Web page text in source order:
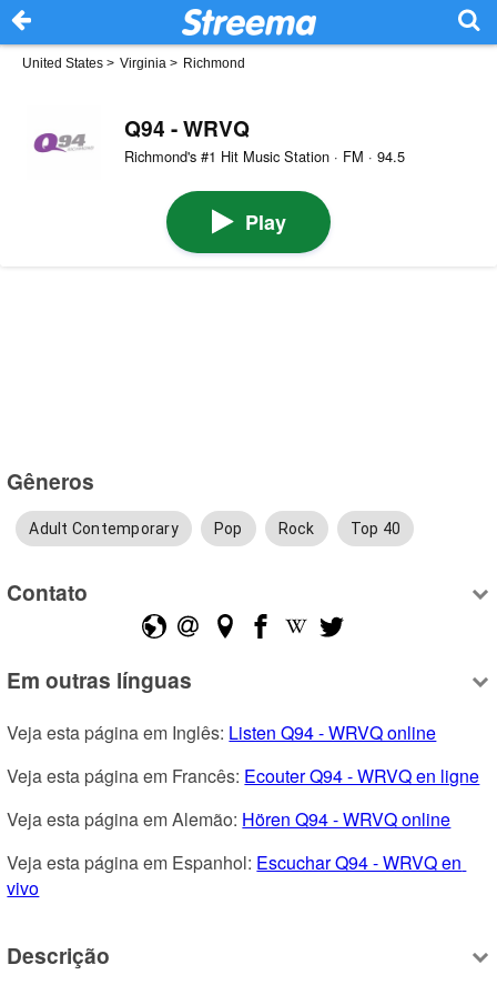
United States > Virginia > Richmond
Q94 - WRVQ
Richmond's #1 Hit Music Station · FM · 94.5
Play
Gêneros
Adult Contemporary Pop Rock Top 40
Contato
Em outras línguas
Veja esta página em Inglês: Listen Q94 - WRVQ online
Veja esta página em Francês: Ecouter Q94 - WRVQ en ligne
Veja esta página em Alemão: Hören Q94 - WRVQ online
Veja esta página em Espanhol: Escuchar Q94 - WRVQ en
vivo
Descrição